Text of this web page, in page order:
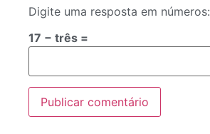
Digite uma resposta em números:
17 − três =